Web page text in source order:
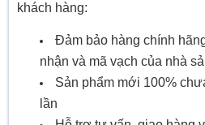
khách hàng:
Đảm bảo hàng chính
nhận và mã vạch của nhà
Sản phẩm mới 100%
lần